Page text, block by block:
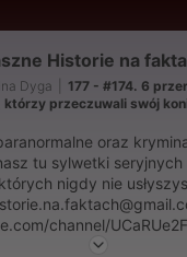
Historie na
Dyga
177 - #174. 6
którzy przeczuwali swój
oraz
tu sylwetki
nigdy nie
channel/